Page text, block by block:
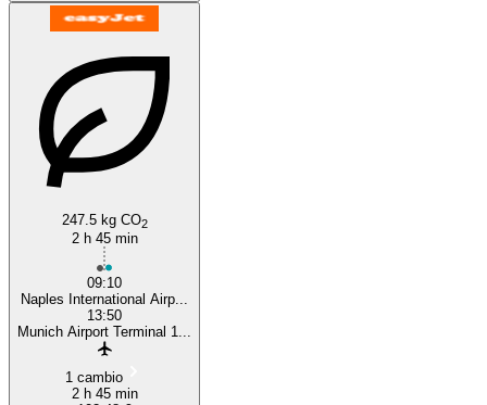
247.5 kg CO2
2 h 45 min
09:10
Naples International Airp...
13:50
Munich Airport Terminal 1...
1 cambio
2 h 45 min